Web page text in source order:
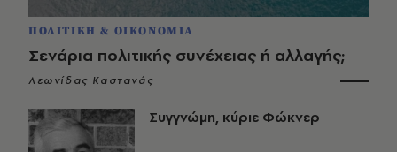
ΠΟΛΙΤΙΚΗ & ΟΙΚΟΝΟΜΙΑ
Σενάρια πολιτικής συνέχειας ή αλλαγής;
Λεωνίδας Καστανάς
Συγγνώμη, κύριε Φώκνερ